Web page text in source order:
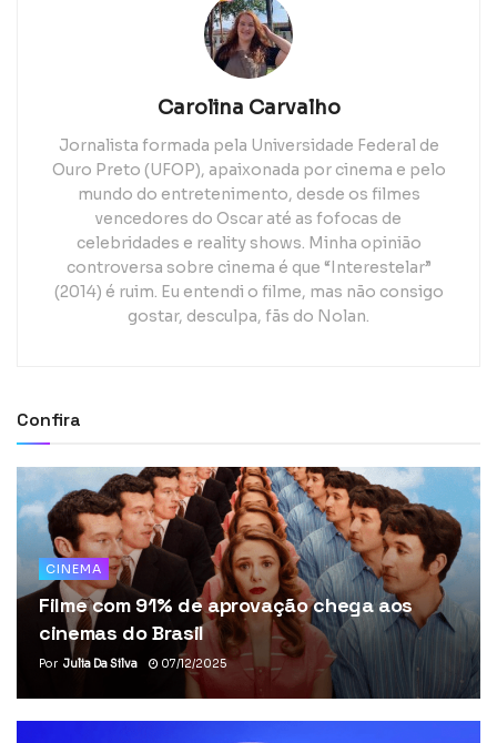
Carolina Carvalho
Jornalista formada pela Universidade Federal de
Ouro Preto (UFOP), apaixonada por cinema e pelo
mundo do entretenimento, desde os filmes
vencedores do Oscar até as fofocas de
celebridades e reality shows. Minha opinião
controversa sobre cinema é que “Interestelar”
(2014) é ruim. Eu entendi o filme, mas não consigo
gostar, desculpa, fãs do Nolan.
Confira
CINEMA
Filme com 91% de aprovação chega aos
cinemas do Brasil
Por Julia Da Silva 07/12/2025